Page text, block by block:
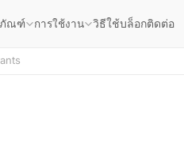
ภัณฑ์ การใช้งาน วิธีใช้บล็อกติดต่อ